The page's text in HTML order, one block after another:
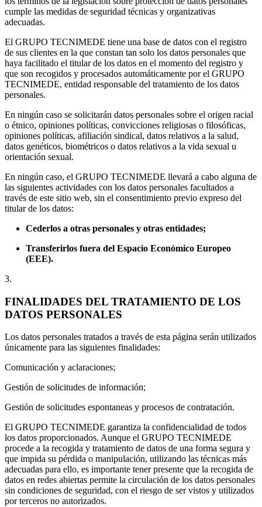
cumple las medidas de seguridad técnicas y organizativas
adecuadas.
El GRUPO TECNIMEDE tiene una base de datos con el registro
de sus clientes en la que constan tan solo los datos personales que
haya facilitado el titular de los datos en el momento del registro y
que son recogidos y procesados automáticamente por el GRUPO
TECNIMEDE, entidad responsable del tratamiento de los datos
personales.
En ningún caso se solicitarán datos personales sobre el origen racial
o étnico, opiniones políticas, convicciones religiosas o filosóficas,
opiniones políticas, afiliación sindical, datos relativos a la salud,
datos genéticos, biométricos o datos relativos a la vida sexual u
orientación sexual.
En ningún caso, el GRUPO TECNIMEDE llevará a cabo alguna de
las siguientes actividades con los datos personales facultados a
través de este sitio web, sin el consentimiento previo expreso del
titular de los datos:
Cederlos a otras personales y otras entidades;
Transferirlos fuera del Espacio Económico Europeo
(EEE).
3.
FINALIDADES DEL TRATAMIENTO DE LOS
DATOS PERSONALES
Los datos personales tratados a través de esta página serán utilizados
únicamente para las siguientes finalidades:
Comunicación y aclaraciones;
Gestión de solicitudes de información;
Gestión de solicitudes espontaneas y procesos de contratación.
El GRUPO TECNIMEDE garantiza la confidencialidad de todos
los datos proporcionados. Aunque el GRUPO TECNIMEDE
procede a la recogida y tratamiento de datos de una forma segura y
que impida su pérdida o manipulación, utilizando las técnicas más
adecuadas para ello, es importante tener presente que la recogida de
datos en redes abiertas permite la circulación de los datos personales
sin condiciones de seguridad, con el riesgo de ser vistos y utilizados
por terceros no autorizados.